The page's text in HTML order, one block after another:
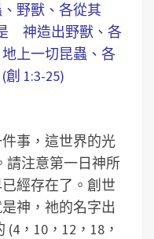
野獸、各從其
神造出野獸、各
上一切昆蟲、各
1:3-25)
事，這世界的光
請注意第一日神所
經存在了。創世
神，祂的名字出
，10，12，18，